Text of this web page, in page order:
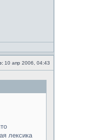
10 апр 2006, 04:43
лексика